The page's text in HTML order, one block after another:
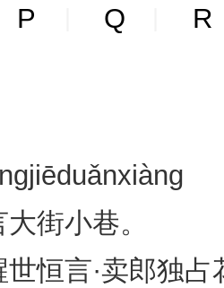
P Q R
街小巷。
世恒言·卖郎独